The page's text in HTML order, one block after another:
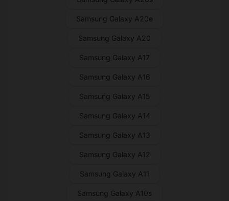
Samsung Galaxy A20e
Samsung Galaxy A20
Samsung Galaxy A17
Samsung Galaxy A16
Samsung Galaxy A15
Samsung Galaxy A14
Samsung Galaxy A13
Samsung Galaxy A12
Samsung Galaxy A11
Samsung Galaxy A10s